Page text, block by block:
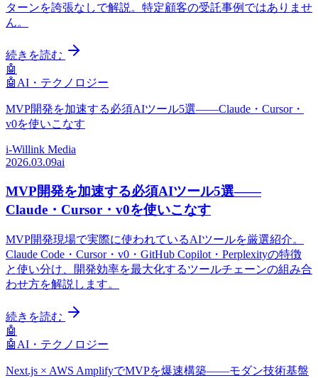
ターンを誇張なしで解説。特定顧客の受託事例ではありませ
ん。
続きを読む
🤖
🤖 AI・テクノロジー
MVP開発を加速する必須AIツール5選——Claude・Cursor・
v0を使いこなす
i-Willink Media
2026.03.09ai
MVP開発を加速する必須AIツール5選——
Claude・Cursor・v0を使いこなす
MVP開発現場で実際に使われているAIツールを厳選紹介。
Claude Code・Cursor・v0・GitHub Copilot・Perplexityの特徴
と使い分け、開発効率を最大化するツールチェーンの組み合
わせ方を解説します。
続きを読む
🤖
🤖 AI・テクノロジー
Next.js × AWS AmplifyでMVPを爆速構築——モダン技術基盤